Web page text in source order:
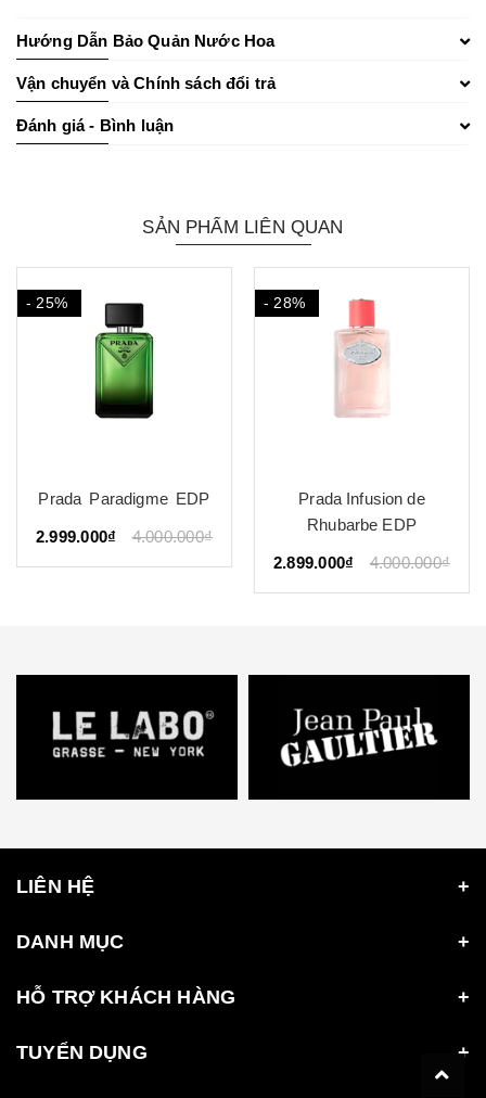
Hướng Dẫn Bảo Quản Nước Hoa
Vận chuyển và Chính sách đổi trả
Đánh giá - Bình luận
SẢN PHẨM LIÊN QUAN
- 25%
Prada Paradigme EDP
2.999.000₫ 4.000.000₫
- 28%
Prada Infusion de
Rhubarbe EDP
2.899.000₫ 4.000.000₫
LIÊN HỆ
DANH MỤC
HỖ TRỢ KHÁCH HÀNG
TUYỂN DỤNG